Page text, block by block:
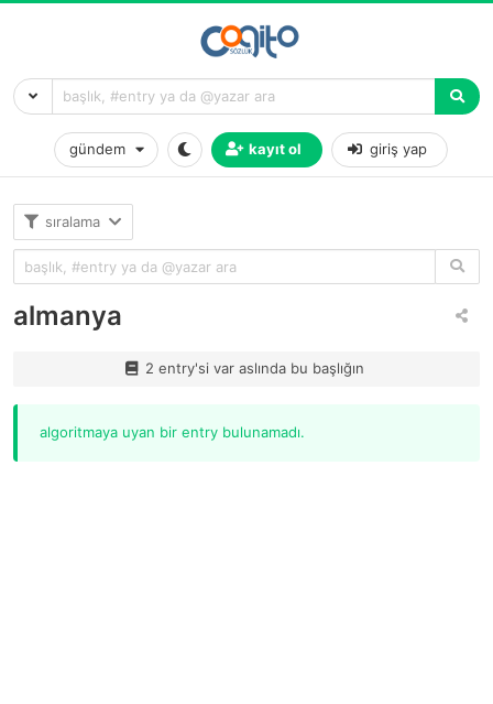
gündem kayıt ol giriş yap
sıralama
almanya
2 entry'si var aslında bu başlığın
algoritmaya uyan bir entry bulunamadı.